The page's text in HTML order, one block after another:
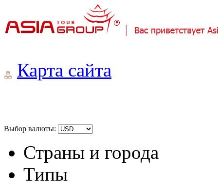
Карта сайта
Выбор валюты:
Страны и города
Типы